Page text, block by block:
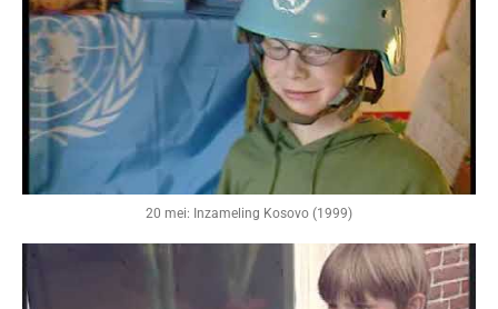
20 mei: Inzameling Kosovo (1999)